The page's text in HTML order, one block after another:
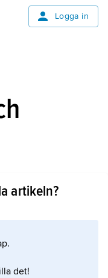
Logga in
Hänsynslösa
konflikter,
artikeln?
det!